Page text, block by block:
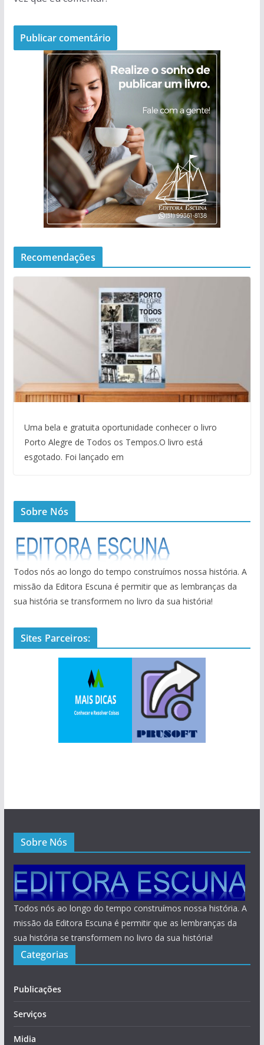
Recomendações
Uma bela e gratuita oportunidade conhecer o livro
Porto Alegre de Todos os Tempos.O livro está
esgotado. Foi lançado em
Sobre Nós
Todos nós ao longo do tempo construímos nossa história. A
missão da Editora Escuna é permitir que as lembranças da
sua história se transformem no livro da sua história!
Sites Parceiros:
Sobre Nós
Todos nós ao longo do tempo construímos nossa história. A
missão da Editora Escuna é permitir que as lembranças da
sua história se transformem no livro da sua história!
Categorias
Publicações
Serviços
Midia